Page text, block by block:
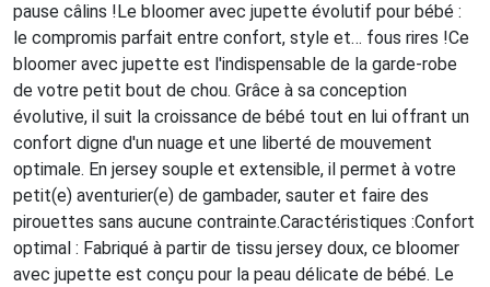
pause câlins !Le bloomer avec jupette évolutif pour bébé :
le compromis parfait entre confort, style et… fous rires !Ce
bloomer avec jupette est l'indispensable de la garde-robe
de votre petit bout de chou. Grâce à sa conception
évolutive, il suit la croissance de bébé tout en lui offrant un
confort digne d'un nuage et une liberté de mouvement
optimale. En jersey souple et extensible, il permet à votre
petit(e) aventurier(e) de gambader, sauter et faire des
pirouettes sans aucune contrainte.Caractéristiques :Confort
optimal : Fabriqué à partir de tissu jersey doux, ce bloomer
avec jupette est conçu pour la peau délicate de bébé. Le